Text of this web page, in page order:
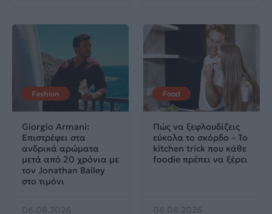
Fashion
Giorgio Armani:
Επιστρέφει στα
ανδρικά αρώματα
μετά από 20 χρόνια με
τον Jonathan Bailey
στο τιμόνι
06.08.2026
Food
Πώς να ξεφλουδίζεις
εύκολα το σκόρδο – Το
kitchen trick που κάθε
foodie πρέπει να ξέρει
06.08.2026